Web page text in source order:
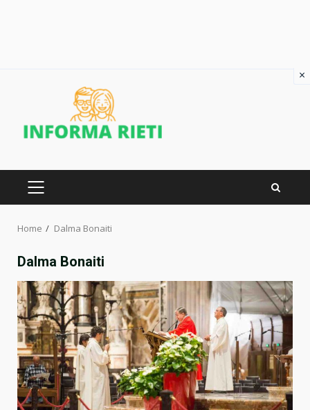
PRIMARY
Home Dalma Bonaiti
Dalma Bonaiti
×